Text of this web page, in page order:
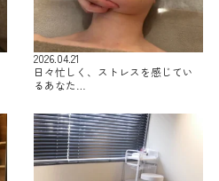
2026.04.21
日々忙しく、ストレスを感じてい
るあなた…